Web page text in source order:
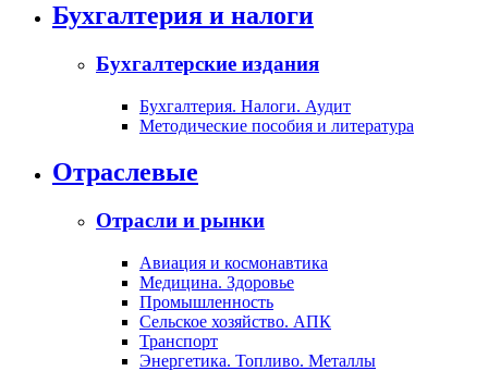
Бухгалтерия и налоги
Бухгалтерские издания
Бухгалтерия. Налоги. Аудит
Методические пособия и литература
Отраслевые
Отрасли и рынки
Авиация и космонавтика
Медицина. Здоровье
Промышленность
Сельское хозяйство. АПК
Транспорт
Энергетика. Топливо. Металлы